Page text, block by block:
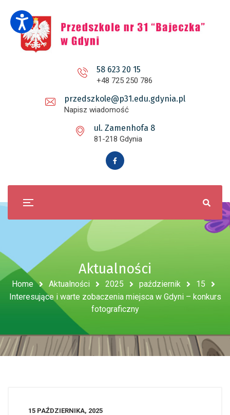
58 623 20 15
+48 725 250 786
przedszkole@p31.edu.gdynia.pl
Napisz wiadomość
ul. Zamenhofa 8
81-218 Gdynia
Aktualności
Home Aktualności 2025 październik
15
Interesujące i warte zobaczenia miejsca w Gdyni – konkurs
fotograficzny
15 PAŹDZIERNIKA, 2025